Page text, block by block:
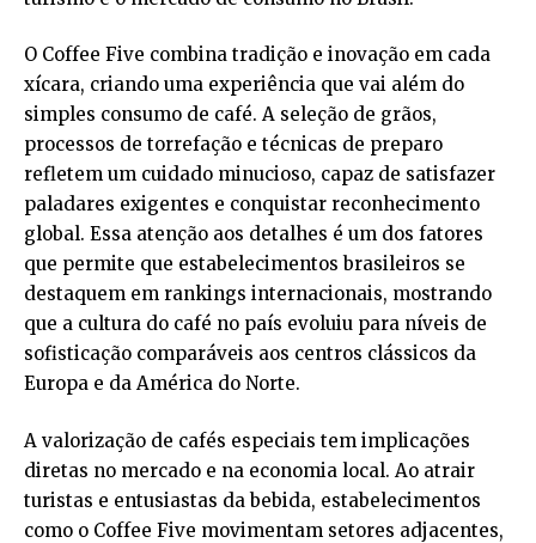
O Coffee Five combina tradição e inovação em cada
xícara, criando uma experiência que vai além do
simples consumo de café. A seleção de grãos,
processos de torrefação e técnicas de preparo
refletem um cuidado minucioso, capaz de satisfazer
paladares exigentes e conquistar reconhecimento
global. Essa atenção aos detalhes é um dos fatores
que permite que estabelecimentos brasileiros se
destaquem em rankings internacionais, mostrando
que a cultura do café no país evoluiu para níveis de
sofisticação comparáveis aos centros clássicos da
Europa e da América do Norte.
A valorização de cafés especiais tem implicações
diretas no mercado e na economia local. Ao atrair
turistas e entusiastas da bebida, estabelecimentos
como o Coffee Five movimentam setores adjacentes,